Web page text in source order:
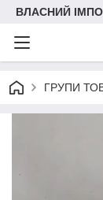
ВЛАСНИЙ
ГРУПИ